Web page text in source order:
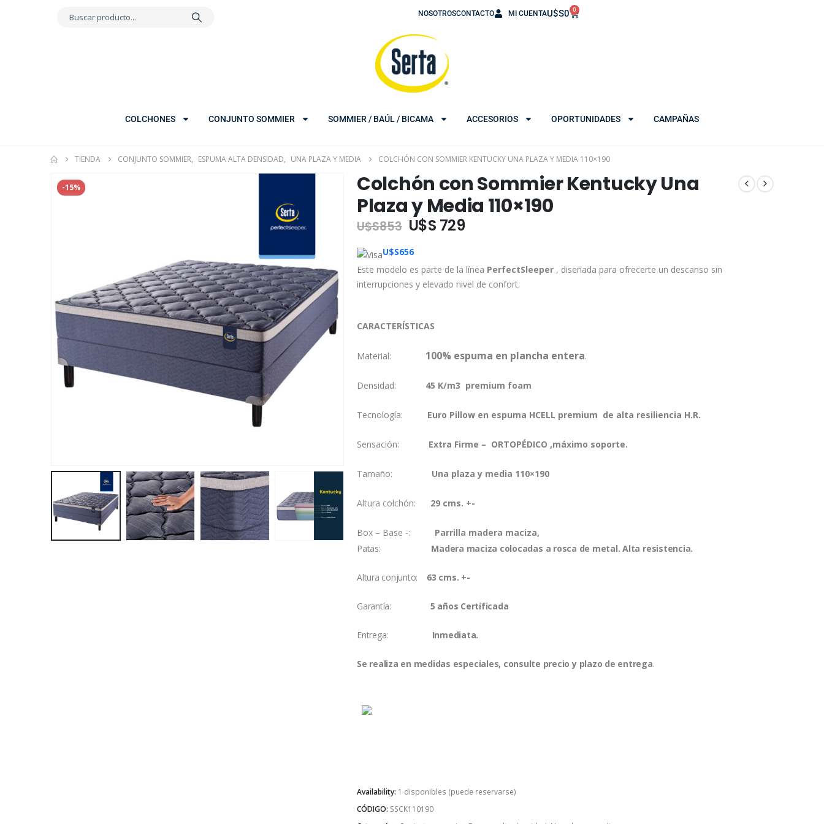
NOSOTROSCONTACTO MI CUENTAU$S0 0
COLCHONES CONJUNTO SOMMIER SOMMIER / BAÚL / BICAMA ACCESORIOS OPORTUNIDADES CAMPAÑAS
TIENDA CONJUNTO SOMMIER, ESPUMA ALTA DENSIDAD, UNA PLAZA Y MEDIA COLCHÓN CON SOMMIER KENTUCKY UNA PLAZA Y MEDIA 110×190
-15%
Colchón con Sommier Kentucky Una
Plaza y Media 110×190
U$S853 U$S 729
U$S656
Este modelo es parte de la línea PerfectSleeper , diseñada para ofrecerte un descanso sin
interrupciones y elevado nivel de confort.
CARACTERÍSTICAS
Material: 100% espuma en plancha entera.
Densidad: 45 K/m3 premium foam
Tecnología: Euro Pillow en espuma HCELL premium de alta resiliencia H.R.
Sensación: Extra Firme – ORTOPÉDICO ,máximo soporte.
Tamaño: Una plaza y media 110×190
Altura colchón: 29 cms. +-
Box – Base -: Parrilla madera maciza,
Patas: Madera maciza colocadas a rosca de metal. Alta resistencia.
Altura conjunto: 63 cms. +-
Garantía: 5 años Certificada
Entrega: Inmediata.
Se realiza en medidas especiales, consulte precio y plazo de entrega.
Availability: 1 disponibles (puede reservarse)
CÓDIGO: SSCK110190